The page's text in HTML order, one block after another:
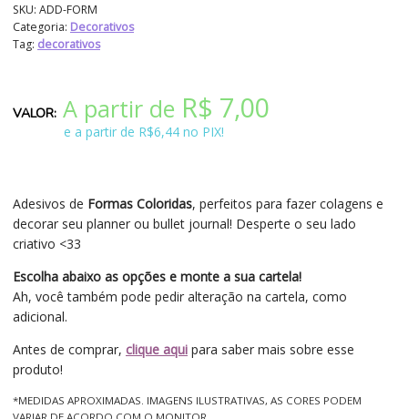
Adesivos de Formas Coloridas, perfeitos para fazer colagens e
decorar seu planner ou bullet journal! Desperte o seu lado
criativo <33
Escolha abaixo as opções e monte a sua cartela!
Ah, você também pode pedir alteração na cartela, como
adicional.
Antes de comprar, clique aqui para saber mais sobre esse
produto!
*MEDIDAS APROXIMADAS. IMAGENS ILUSTRATIVAS, AS CORES PODEM
SKU: ADD-FORM
Categoria: Decorativos
Tag: decorativos
A partir de R$ 7,00
e a partir de R$6,44 no PIX!